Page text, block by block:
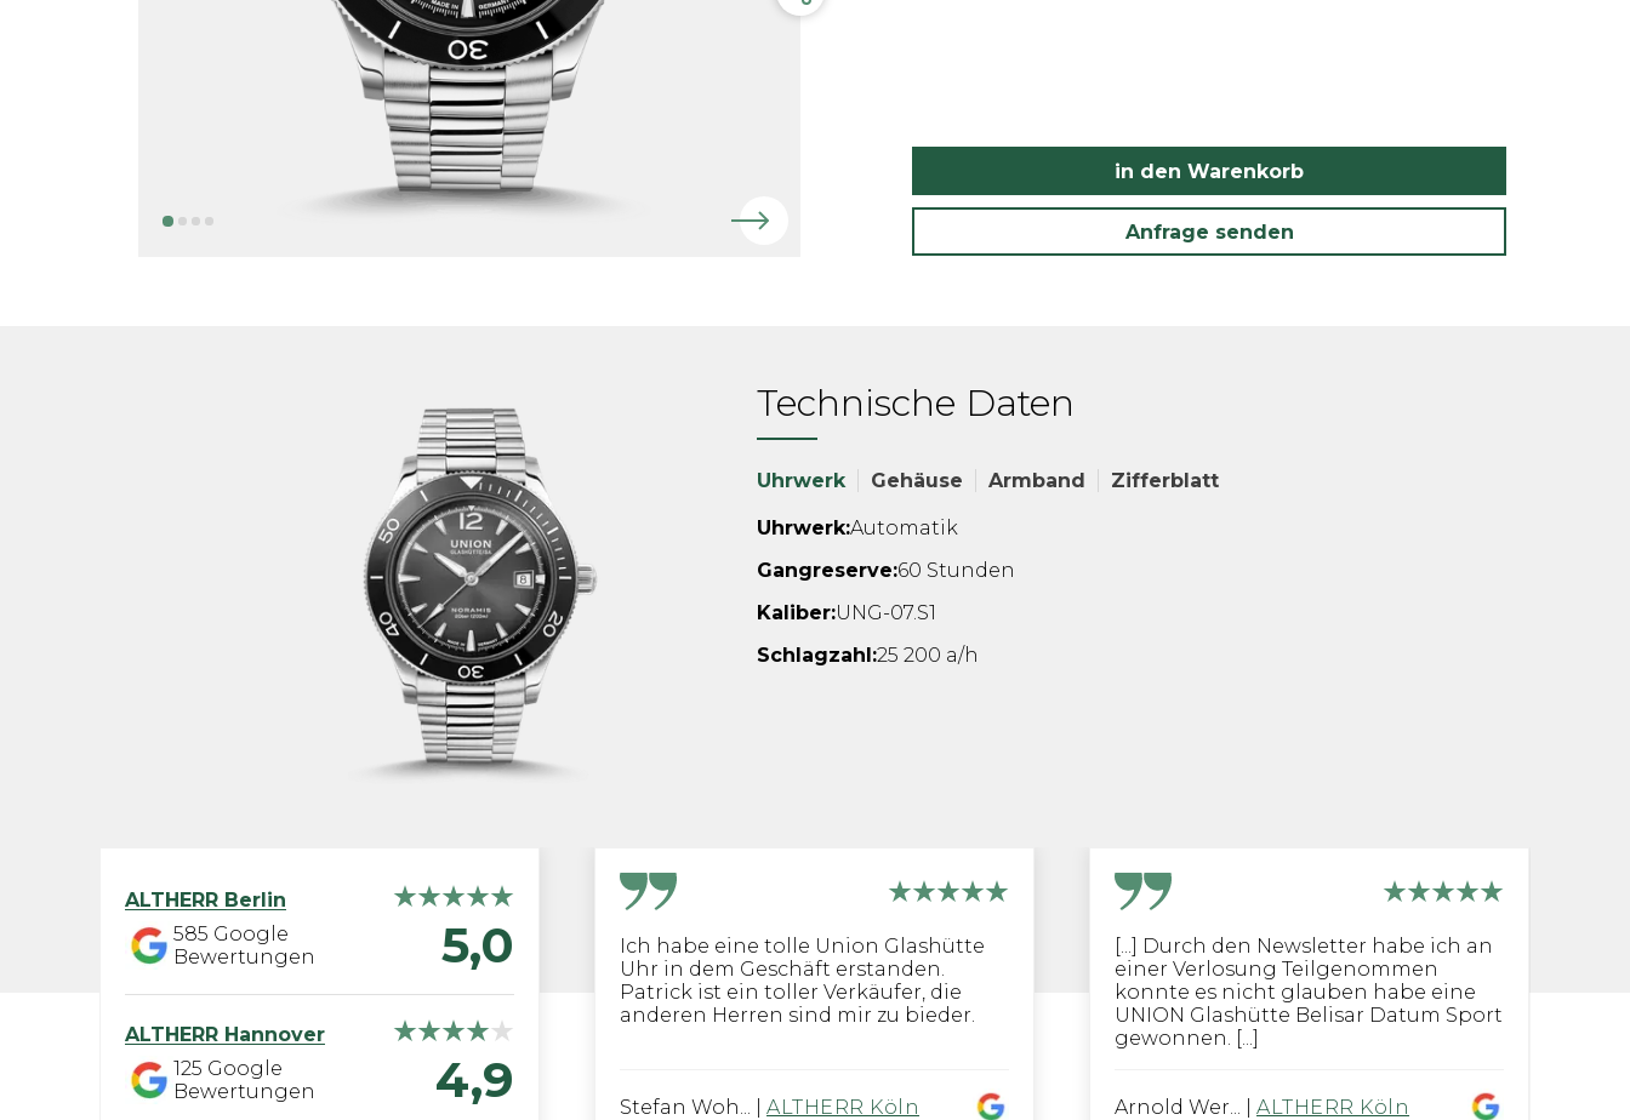
in den Warenkorb
Anfrage senden
Technische Daten
Uhrwerk Gehäuse Armband Zifferblatt
Uhrwerk:Automatik
Gangreserve:60 Stunden
Kaliber:UNG-07.S1
Schlagzahl:25 200 a/h
ALTHERR Berlin
585 Google
Bewertungen
5,0
ALTHERR Hannover
125 Google
Bewertungen
4,9
Ich habe eine tolle Union Glashütte
Uhr in dem Geschäft erstanden.
Patrick ist ein toller Verkäufer, die
anderen Herren sind mir zu bieder.
Stefan Woh... ALTHERR Köln
[...] Durch den Newsletter habe ich an
einer Verlosung Teilgenommen
konnte es nicht glauben habe eine
UNION Glashütte Belisar Datum Sport
gewonnen. [...]
Arnold Wer... ALTHERR Köln